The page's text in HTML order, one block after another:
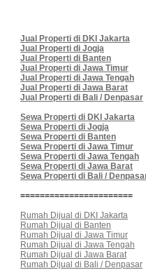
Jual Properti di DKI Jakarta
Jual Properti di Jogja
Jual Properti di Banten
Jual Properti di Jawa Timur
Jual Properti di Jawa Tengah
Jual Properti di Jawa Barat
Jual Properti di Bali / Denpasar
Sewa Properti di DKI Jakarta
Sewa Properti di Jogja
Sewa Properti di Banten
Sewa Properti di Jawa Timur
Sewa Properti di Jawa Tengah
Sewa Properti di Jawa Barat
Sewa Properti di Bali /
=======================
Rumah Dijual di DKI Jakarta
Rumah Dijual di Banten
Rumah Dijual di Jawa Timur
Rumah Dijual di Jawa Tengah
Rumah Dijual di Jawa Barat
Rumah Dijual di Bali / Denpasar